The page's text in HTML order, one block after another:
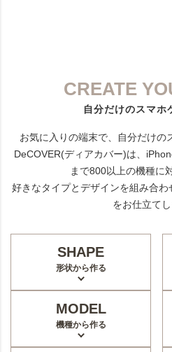
CREATE
自分だけのスマホ
お気に入りの端末で、自分だけの
DeCOVER(ディアカバー)は、
まで800以上の機種に
好きなタイプとデザインを組み合
をお仕立てし
SHAPE
形状から作る
MODEL
機種から作る